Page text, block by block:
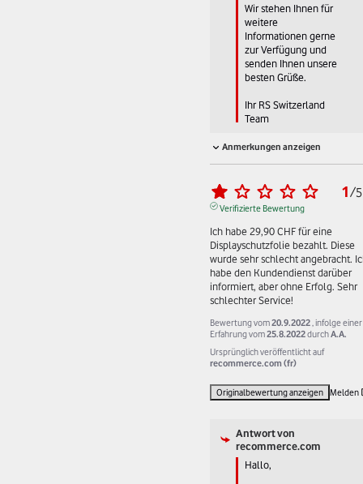
Wir stehen Ihnen für
weitere
Informationen gerne
zur Verfügung und
senden Ihnen unsere
besten Grüße.
Ihr RS Switzerland
Team
Anmerkungen anzeigen
1/5
Verifizierte Bewertung
Ich habe 29,90 CHF für eine
Displayschutzfolie bezahlt. Diese
wurde sehr schlecht angebracht.
habe den Kundendienst darüber
informiert, aber ohne Erfolg. Sehr
schlechter Service!
Bewertung vom20.9.2022 , infolge einer
Erfahrung vom25.8.2022durchA.A.
Ursprünglich veröffentlicht auf
recommerce.com (fr)
Originalbewertung anzeigen Melden
Antwort von
recommerce.com
Hallo,